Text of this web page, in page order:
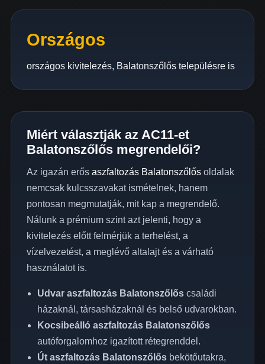
Országos
országos kivitelezés, Balatonszőlős településre is
Miért választják az AC11-et
Balatonszőlős megrendelői?
Az igazán erős aszfaltozás Balatonszőlősoldalak
nemcsak kulcsszavakat ismételnek, hanem
pontosan megmutatják, mit kap a megrendelő.
Nálunk a prémium szint azt jelenti, hogy a
kivitelezés előtt felmérjük a terhelést, a
vízelvezetést, a meglévő altalajt és a várható
használatot is.
Udvar aszfaltozás Balatonszőlőscsaládi
házaknál, társasházaknál és belső udvarokban.
Kocsibeálló aszfaltozás Balatonszőlős
autóforgalomhoz igazított rétegrenddel.
Út aszfaltozás Balatonszőlősbekötőutakra,